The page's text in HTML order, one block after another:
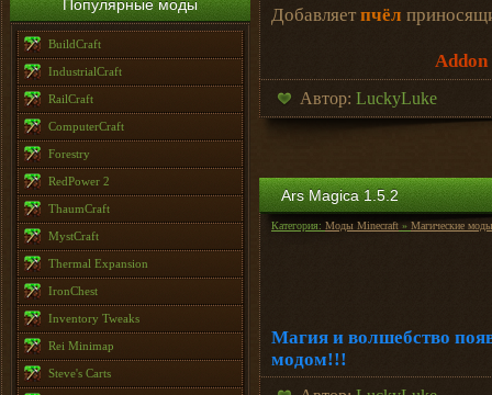
Популярные моды
BuildCraft
IndustrialCraft
RailCraft
ComputerCraft
Forestry
RedPower 2
ThaumCraft
MystCraft
Thermal Expansion
IronChest
Inventory Tweaks
Rei Minimap
Steve's Carts
Добавляетпчёл
Автор: LuckyLuke
Ars Magica 1.5.2
Категория: Моды Minecraft » Магические моды
Магия и волшебство
модом!!!